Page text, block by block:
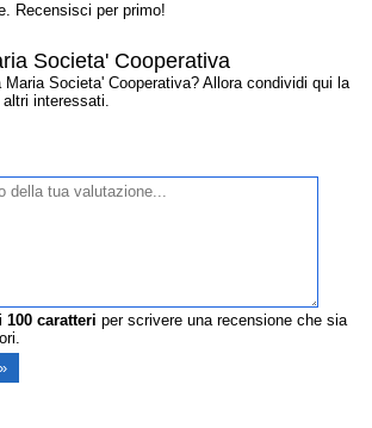
Recensisci per primo!
Societa' Cooperativa
Societa' Cooperativa? Allora condividi qui la
interessati.
100 caratteri per scrivere una recensione che sia